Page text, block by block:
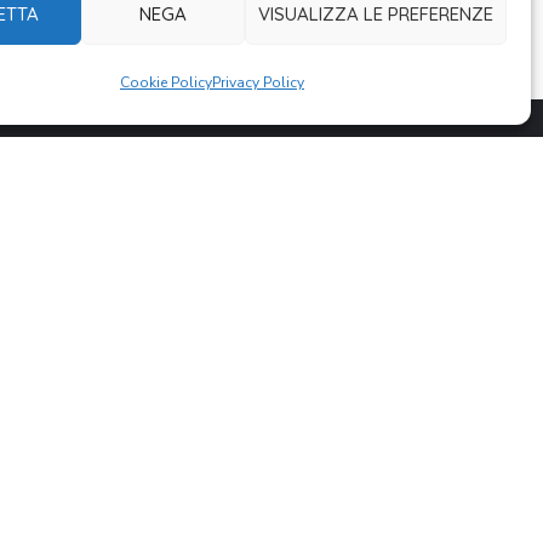
NEGA VISUALIZZA LE PREFERENZE
Cookie PolicyPrivacy Policy